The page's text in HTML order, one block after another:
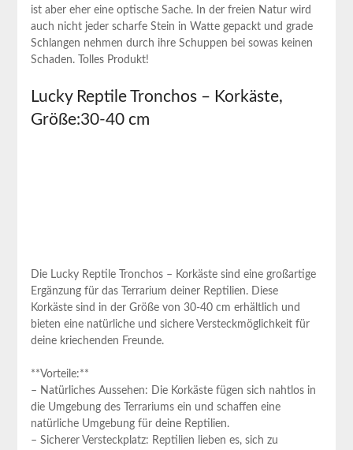
ist ‌aber eher eine optische Sache. In der freien Natur wird
⁢auch nicht jeder ⁣scharfe Stein in ‌Watte gepackt und⁤ grade
Schlangen nehmen⁢ durch ihre⁣ Schuppen bei sowas keinen⁤
Schaden.‍ Tolles Produkt!
Lucky Reptile⁢ Tronchos – Korkäste,
Größe:30-40 cm
Die⁢ Lucky ⁢Reptile Tronchos – Korkäste sind eine großartige ​
Ergänzung für das Terrarium deiner ‍Reptilien.⁣ Diese‌
Korkäste sind ⁤in der​ Größe von 30-40 cm erhältlich und
bieten eine natürliche und sichere Versteckmöglichkeit⁤ für
deine kriechenden Freunde.
**Vorteile:**
– Natürliches Aussehen: Die ⁤Korkäste ⁤fügen sich nahtlos‍ in
‍die ⁣Umgebung des Terrariums ein und schaffen eine
natürliche Umgebung für deine Reptilien.
– Sicherer Versteckplatz: Reptilien lieben ⁤es, sich zu